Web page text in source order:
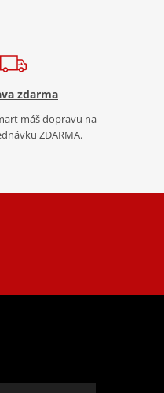
zdarma
máš dopravu na
ZDARMA.